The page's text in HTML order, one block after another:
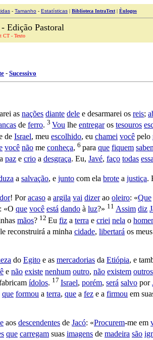
- Tamanho - Estatísticas | Biblioteca IntraText | Èulogos
Edição Pastoral
CT - Texto
- Sucessivo
as nações diante dele e desarmarei os reis;
de ferro. 3 Vou lhe entregaros tesouros
de Israel, meu escolhido, eu chamei você pelo
você não me conheça, 6 para que fiquem
paz e crio a desgraça. Eu, Javé, faço todas
a salvação, e junto com ela brote a justiça.
! Poracaso a argila vai dizerao oleiro: «Que
: «O que você está dando à luz?» 11 Assim diz
mãos? 12 Eu fiz a terra e criei nela o
reconstruirá a minha cidade, libertará os meus
do Egito e as mercadorias da Etiópia, e
e não existe nenhum outro, não existem outros
ídolos. 17 Israel, porém, será salvo por
que formou a terra, que a fez e a firmou em
aos descendentes de Jacó: «Procurem-me em
que carregam suas imagens de madeira são